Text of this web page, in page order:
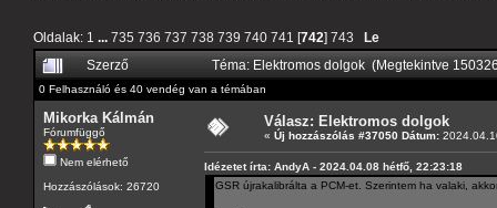
Oldalak: 1 ... 735 736 737 738 739 740 741 [742] 743
Le
Szerző
Téma: Elektromos dolgok (Megtekintve
0 Felhasználó és 40 vendég van a témában
Mikorka Kálmán
Fórumfüggő
Nem elérhető
Hozzászólások: 26720
Válasz: Elektromos dolgok
« Új hozzászólás #37050 Dátum:
Idézetet írta: AndyA - 2024.04.08 hétfő, 22:23:18
GSR újrakalibrálta a PCM-et. Szerintem ha valaki,